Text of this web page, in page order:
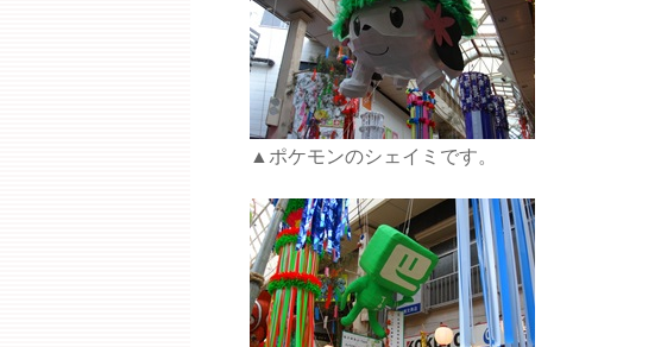
▲ポケモンのシェイミです。